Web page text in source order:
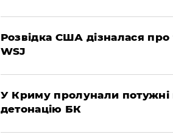
Розвідка США дізналася
WSJ
У Криму пролунали
детонацію БК